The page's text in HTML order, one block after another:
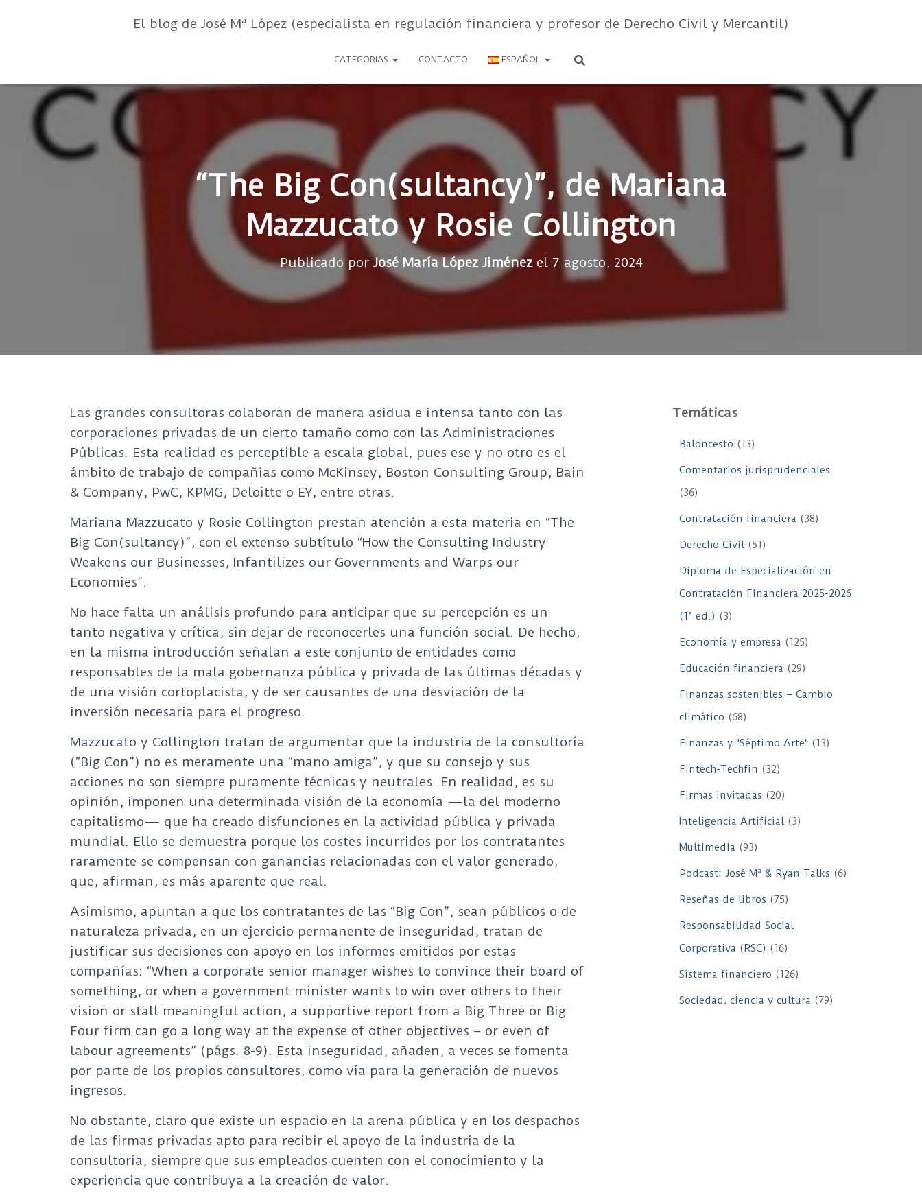
El blog de José Mª López (especialista en regulación financiera y profesor de Derecho Civil y Mercantil)
CATEGORIAS CONTACTO ESPAÑOL
“The Big Con(sultancy)”, de Mariana
Mazzucato y Rosie Collington
Publicado porJosé María López Jiménezel 7 agosto, 2024
Las grandes consultoras colaboran de manera asidua e intensa tanto con las
corporaciones privadas de un cierto tamaño como con las Administraciones
Públicas. Esta realidad es perceptible a escala global, pues ese y no otro es el
ámbito de trabajo de compañías como McKinsey, Boston Consulting Group, Bain
& Company, PwC, KPMG, Deloitte o EY, entre otras.
Mariana Mazzucato y Rosie Collington prestan atención a esta materia en “The
Big Con(sultancy)”, con el extenso subtítulo “How the Consulting Industry
Weakens our Businesses, Infantilizes our Governments and Warps our
Economies”.
No hace falta un análisis profundo para anticipar que su percepción es un
tanto negativa y crítica, sin dejar de reconocerles una función social. De hecho,
en la misma introducción señalan a este conjunto de entidades como
responsables de la mala gobernanza pública y privada de las últimas décadas y
de una visión cortoplacista, y de ser causantes de una desviación de la
inversión necesaria para el progreso.
Mazzucato y Collington tratan de argumentar que la industria de la consultoría
(“Big Con”) no es meramente una “mano amiga”, y que su consejo y sus
acciones no son siempre puramente técnicas y neutrales. En realidad, es su
opinión, imponen una determinada visión de la economía —la del moderno
capitalismo— que ha creado disfunciones en la actividad pública y privada
mundial. Ello se demuestra porque los costes incurridos por los contratantes
raramente se compensan con ganancias relacionadas con el valor generado,
que, afirman, es más aparente que real.
Asimismo, apuntan a que los contratantes de las “Big Con”, sean públicos o de
naturaleza privada, en un ejercicio permanente de inseguridad, tratan de
justificar sus decisiones con apoyo en los informes emitidos por estas
compañías: “When a corporate senior manager wishes to convince their board of
something, or when a government minister wants to win over others to their
vision or stall meaningful action, a supportive report from a Big Three or Big
Four firm can go a long way at the expense of other objectives – or even of
labour agreements” (págs. 8-9). Esta inseguridad, añaden, a veces se fomenta
por parte de los propios consultores, como vía para la generación de nuevos
ingresos.
No obstante, claro que existe un espacio en la arena pública y en los despachos
de las firmas privadas apto para recibir el apoyo de la industria de la
consultoría, siempre que sus empleados cuenten con el conocimiento y la
experiencia que contribuya a la creación de valor.
Temáticas
Baloncesto (13)
Comentarios jurisprudenciales
(36)
Contratación financiera (38)
Derecho Civil(51)
Diploma de Especialización en
Contratación Financiera 2025-2026
(1ª ed.) (3)
Economía y empresa (125)
Educación financiera (29)
Finanzas sostenibles – Cambio
climático (68)
Finanzas y "Séptimo Arte" (13)
Fintech-Techfin (32)
Firmas invitadas (20)
Inteligencia Artificial(3)
Multimedia (93)
Podcast: José Mª & Ryan Talks (6)
Reseñas de libros (75)
Responsabilidad Social
Corporativa (RSC) (16)
Sistema financiero (126)
Sociedad, ciencia y cultura (79)